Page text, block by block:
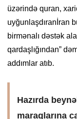
üzərində quran,
uyğunlaşdıran İran
birmənalı dəstək
qardaşlığından”
addımlar atıb.
Hazırda
maraqlarına